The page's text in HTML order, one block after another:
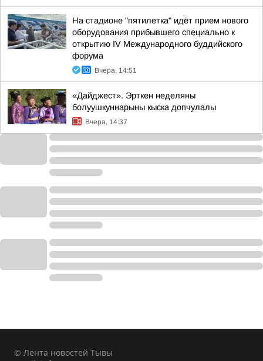
На стадионе "пятилетка" идёт прием нового
оборудования прибывшего специально к
открытию IV Международного буддийского
форума
Вчера, 14:51
«Дайджест». Эрткен неделяны
болуушкуннарыны кыска допчулалы
Вчера, 14:37
© Лента новостей Тывы